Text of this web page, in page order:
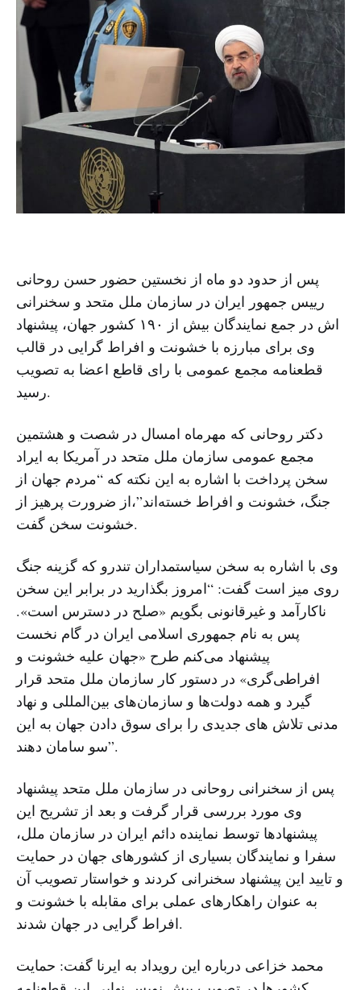
پس از حدود دو ماه از نخستین حضور حسن روحانی
رییس جمهور ایران در سازمان ملل متحد و سخنرانی
اش در جمع نمایندگان بیش از ۱۹۰ کشور جهان، پیشنهاد
وی برای مبارزه با خشونت و افراط گرایی در قالب
قطعنامه مجمع عمومی با رای قاطع اعضا به تصویب
رسید.
دکتر روحانی که مهرماه امسال در شصت و هشتمین
مجمع عمومی سازمان ملل متحد در آمریکا به ایراد
سخن پرداخت با اشاره به این نکته که “مردم جهان از
جنگ، خشونت و افراط خسته‌اند”،از ضرورت پرهیز از
خشونت سخن گفت.
وی با اشاره به سخن سیاستمداران تندرو که گزینه جنگ
روی میز است گفت: “امروز بگذارید در برابر این سخن
ناکارآمد و غیرقانونی بگویم «صلح در دسترس است».
پس به نام جمهوری اسلامی ایران در گام نخست
پیشنهاد می‌کنم طرح «جهان علیه خشونت و
افراطی‌گری» در دستور کار سازمان ملل متحد قرار
گیرد و همه دولت‌ها و سازمان‌های بین‌المللی و نهاد
مدنی تلاش‌ های جدیدی را برای سوق دادن جهان به این
سو سامان دهند”.
پس از سخنرانی روحانی در سازمان ملل متحد پیشنهاد
وی مورد بررسی قرار گرفت و بعد از تشریح این
پیشنهادها توسط نماینده دائم ایران در سازمان ملل،
سفرا و نمایندگان بسیاری از کشورهای جهان در حمایت
و تایید این پیشنهاد سخنرانی کردند و خواستار تصویب آن
به عنوان راهکارهای عملی برای مقابله با خشونت و
افراط گرایی در جهان شدند.
محمد خزاعی درباره این رویداد به ایرنا گفت: حمایت